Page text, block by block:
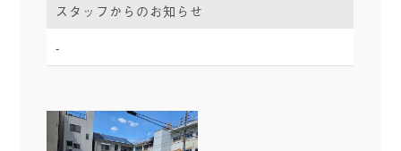
スタッフからのお知らせ
-